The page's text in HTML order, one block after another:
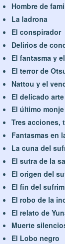
Hombre de
La ladrona
El conspirador
Delirios de
El fantasma y
El terror de
Nattou y el
El delicado
El último
Tres acciones,
Fantasmas en
La cuna del
El sutra de la
El origen del
El fin del
El robo de la
El relato de
Muerte
El Lobo negro